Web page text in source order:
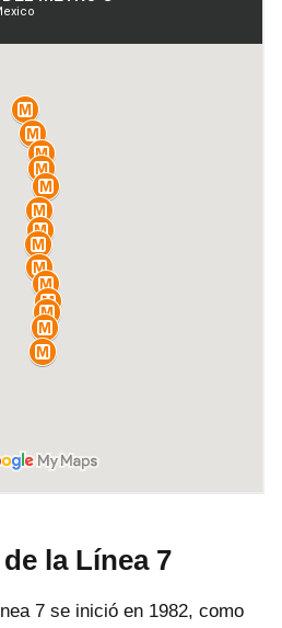
la Línea 7
7 se inició en 1982, como